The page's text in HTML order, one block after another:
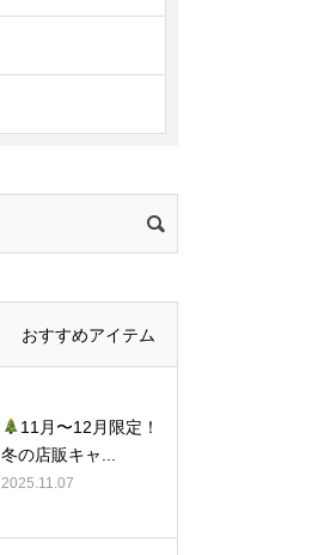
おすすめアイテム
11月〜12月限定！
冬の店販キャ...
2025.11.07